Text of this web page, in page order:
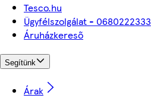
Tesco.hu
Ügyfélszolgálat - 0680222333
Áruházkereső
Segítünk
Árak